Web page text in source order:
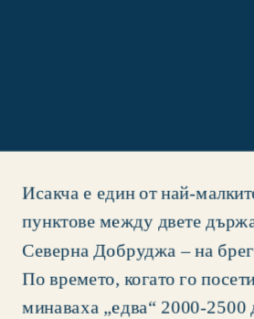
Исакча е един от най-
пунктове между двете
Северна Добруджа – на
По времето, когато го
минаваха „едва“ 2000-